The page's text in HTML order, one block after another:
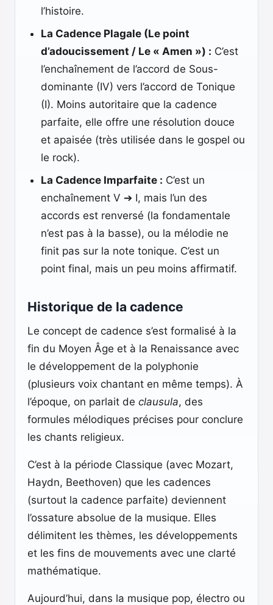
l’histoire.
La Cadence Plagale (Le point
d’adoucissement / Le « Amen ») : C’est
l’enchaînement de l’accord de Sous-
dominante (IV) vers l’accord de Tonique
(I). Moins autoritaire que la cadence
parfaite, elle offre une résolution douce
et apaisée (très utilisée dans le gospel ou
le rock).
La Cadence Imparfaite : C’est un
enchaînement V ➔ I, mais l’un des
accords est renversé (la fondamentale
n’est pas à la basse), ou la mélodie ne
finit pas sur la note tonique. C’est un
point final, mais un peu moins affirmatif.
Historique de la cadence
Le concept de cadence s’est formalisé à la
fin du Moyen Âge et à la Renaissance avec
le développement de la polyphonie
(plusieurs voix chantant en même temps). À
l’époque, on parlait de clausula, des
formules mélodiques précises pour conclure
les chants religieux.
C’est à la période Classique (avec Mozart,
Haydn, Beethoven) que les cadences
(surtout la cadence parfaite) deviennent
l’ossature absolue de la musique. Elles
délimitent les thèmes, les développements
et les fins de mouvements avec une clarté
mathématique.
Aujourd’hui, dans la musique pop, électro ou